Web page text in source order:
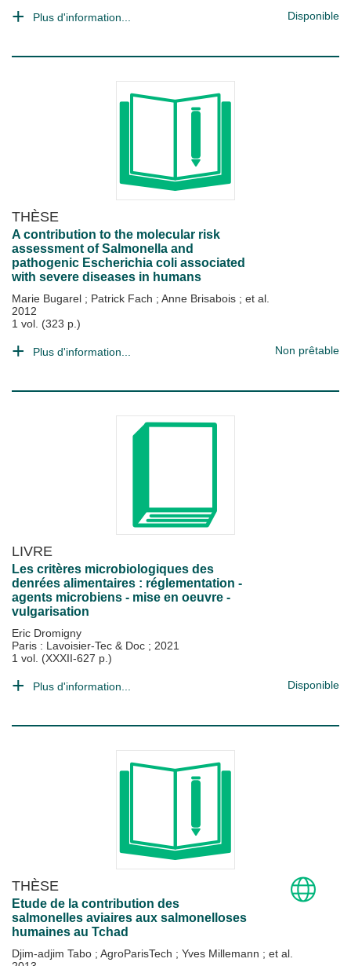
Plus d'information... Disponible
THÈSE
A contribution to the molecular risk
assessment of Salmonella and
pathogenic Escherichia coli associated
with severe diseases in humans
Marie Bugarel ; Patrick Fach ; Anne Brisabois ; et al.
2012
1 vol. (323 p.)
Plus d'information... Non prêtable
LIVRE
Les critères microbiologiques des
denrées alimentaires : réglementation -
agents microbiens - mise en oeuvre -
vulgarisation
Eric Dromigny
Paris : Lavoisier-Tec & Doc ; 2021
1 vol. (XXXII-627 p.)
Plus d'information... Disponible
THÈSE
Etude de la contribution des
salmonelles aviaires aux salmonelloses
humaines au Tchad
Djim-adjim Tabo ; AgroParisTech ; Yves Millemann ; et al.